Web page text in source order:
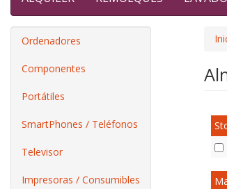
Ordenadores
Componentes
Portátiles
SmartPhones / Teléfonos
Televisor
Impresoras / Consumibles